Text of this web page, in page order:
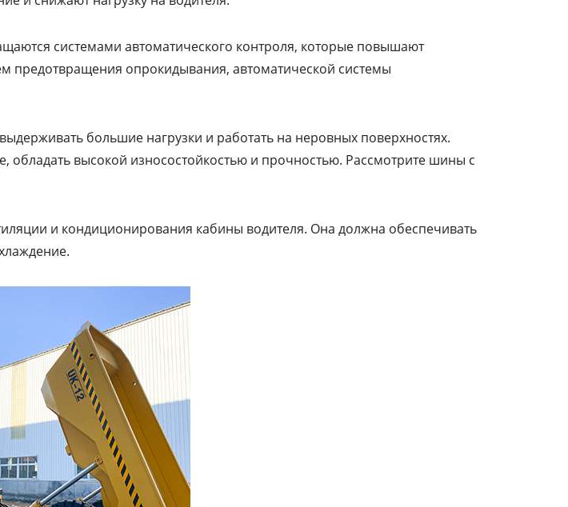
системами автоматического контроля, которые повышают
предотвращения опрокидывания, автоматической системы
большие нагрузки и работать на неровных поверхностях.
высокой износостойкостью и прочностью. Рассмотрите шины с
и кондиционирования кабины водителя. Она должна обеспечивать